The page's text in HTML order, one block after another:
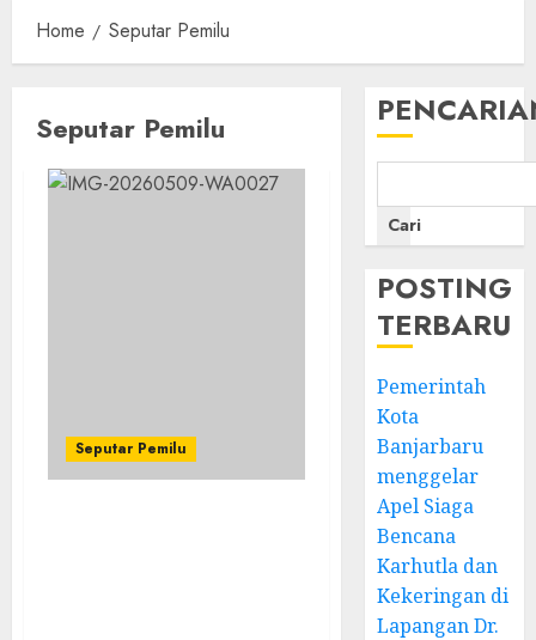
Home Seputar Pemilu
Seputar Pemilu
Seputar Pemilu
Cari
POSTING
TERBARU
Pemerintah
Kota
Banjarbaru
menggelar
Apel Siaga
Bencana
Karhutla dan
Kekeringan di
Lapangan Dr.